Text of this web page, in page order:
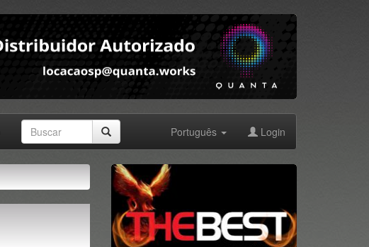
Português Login